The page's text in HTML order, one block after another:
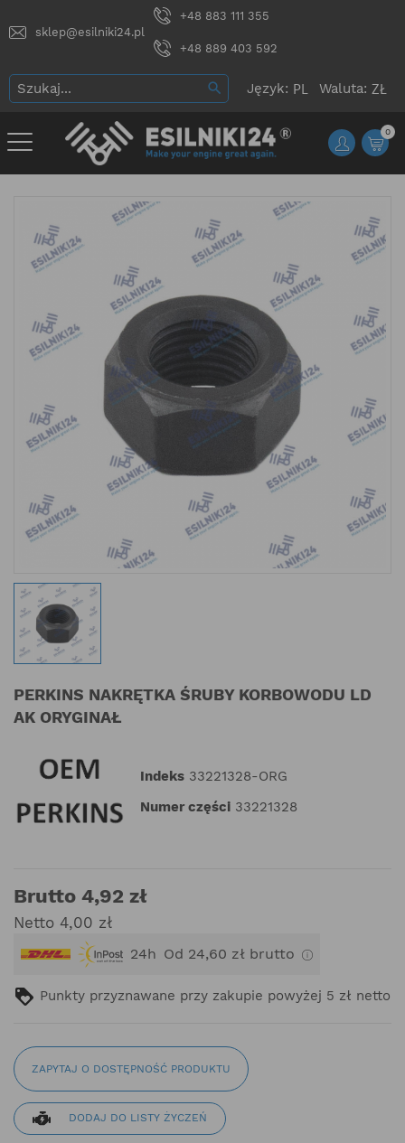
sklep@esilniki24.pl
+48 883 111 355
+48 889 403 592
Język: Waluta:
0
PERKINS NAKRĘTKA ŚRUBY KORBOWODU LD
AK ORYGINAŁ
Indeks 33221328-ORG
Numer części 33221328
Brutto 4,92 zł
Netto 4,00 zł
24h Od 24,60 zł brutto
Punkty przyznawane przy zakupie powyżej 5 zł netto
ZAPYTAJ O DOSTĘPNOŚĆ PRODUKTU
DODAJ DO LISTY ŻYCZEŃ